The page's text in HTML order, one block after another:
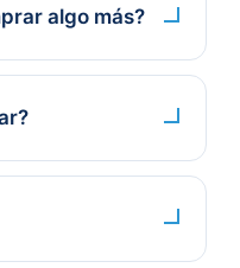
algo más?